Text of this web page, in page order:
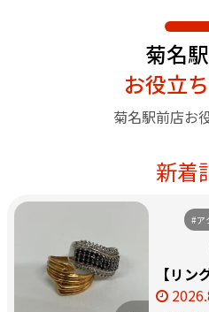
菊名
お役立
菊名駅前店お
新着
#ア
【リ